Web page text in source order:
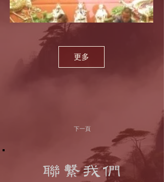
更多
下一頁
聯繫我們